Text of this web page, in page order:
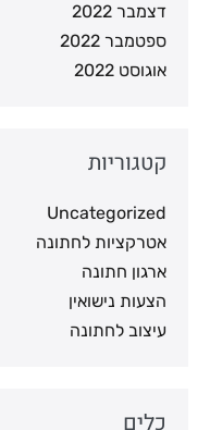
דצמבר 2022
ספטמבר 2022
אוגוסט 2022
קטגוריות
Uncategorized
אטרקציות לחתונה
ארגון חתונה
הצעות נישואין
עיצוב לחתונה
כלים